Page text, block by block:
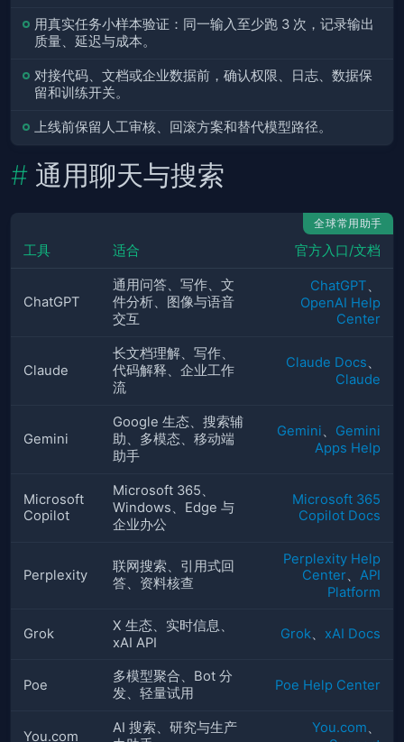
用真实任务小样本验证：同一输入至少跑 3 次，记录输出
质量、延迟与成本。
对接代码、文档或企业数据前，确认权限、日志、数据保
留和训练开关。
上线前保留人工审核、回滚方案和替代模型路径。
通用聊天与搜索
全球常用助手
工具 适合 官方入口/文档
ChatGPT
通用问答、写作、文
件分析、图像与语音
交互
ChatGPT、
OpenAI Help
Center
Claude
长文档理解、写作、
代码解释、企业工作
流
Claude Docs、
Claude
Gemini
Google 生态、搜索辅
助、多模态、移动端
助手
Gemini、 Gemini
Apps Help
Microsoft
Copilot
Microsoft 365、
Windows、Edge 与
企业办公
Microsoft 365
Copilot Docs
Perplexity
联网搜索、引用式回
答、资料核查
Perplexity Help
Center、 API
Platform
Grok
X 生态、实时信息、
xAI API
Grok、 xAI Docs
Poe
多模型聚合、Bot 分
发、轻量试用
Poe Help Center
You.com
AI 搜索、研究与生产
You.com、